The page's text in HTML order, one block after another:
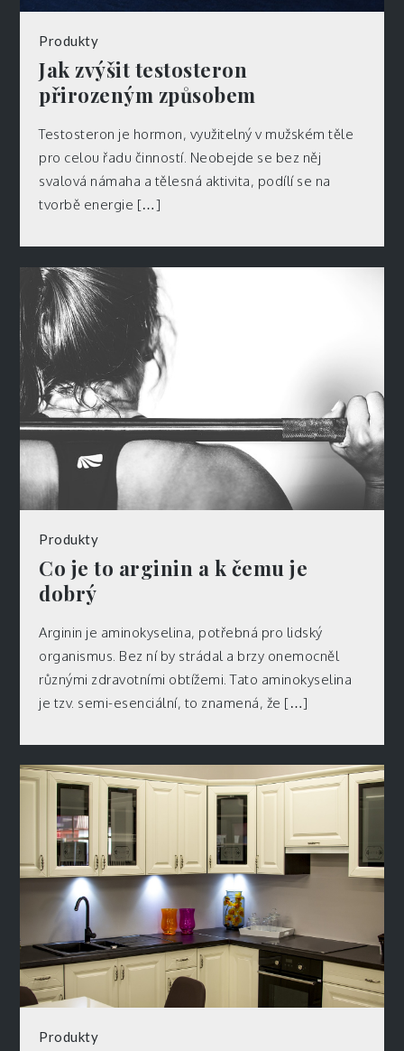
Produkty
Jak zvýšit testosteron
přirozeným způsobem
Testosteron je hormon, využitelný v mužském těle
pro celou řadu činností. Neobejde se bez něj
svalová námaha a tělesná aktivita, podílí se na
tvorbě energie […]
Produkty
Co je to arginin a k čemu je
dobrý
Arginin je aminokyselina, potřebná pro lidský
organismus. Bez ní by strádal a brzy onemocněl
různými zdravotními obtížemi. Tato aminokyselina
je tzv. semi-esenciální, to znamená, že […]
Produkty